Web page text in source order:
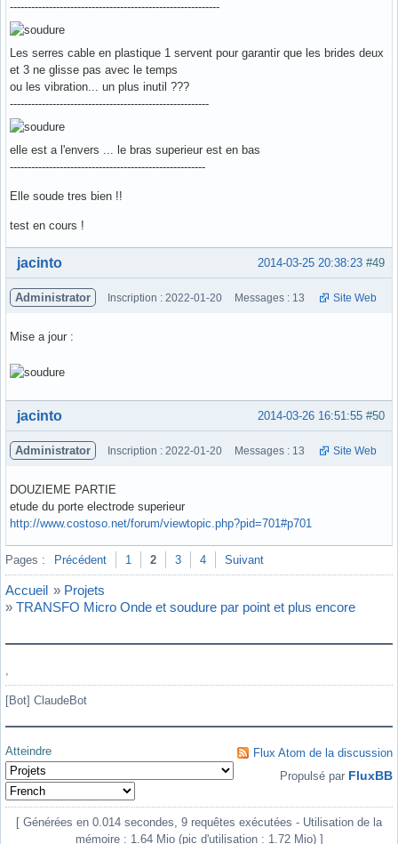
-----------------------------------------------------------
Les serres cable en plastique 1 servent pour garantir que les brides deux
et 3 ne glisse pas avec le temps
ou les vibration... un plus inutil ???
--------------------------------------------------------
elle est a l'envers ... le bras superieur est en bas
-------------------------------------------------------
Elle soude tres bien !!
test en cours !
Hors ligne #49
2014-03-25 20:38:23
jacinto
Administrator Inscription : 2022-01-20 Messages : 13 Site Web
Mise a jour :
Hors ligne #50
2014-03-26 16:51:55
jacinto
Administrator Inscription : 2022-01-20 Messages : 13 Site Web
DOUZIEME PARTIE
etude du porte electrode superieur
http://www.costoso.net/forum/viewtopic.php?pid=701#p701
Hors ligne
Pages : Précédent 1 2 3 4 Suivant
Accueil » Projets
» TRANSFO Micro Onde et soudure par point et plus encore
,
[Bot] ClaudeBot
Atteindre
Flux Atom de la discussion
Propulsé par FluxBB
[ Générées en 0.014 secondes, 9 requêtes exécutées - Utilisation de la
mémoire : 1.64 Mio (pic d'utilisation : 1.72 Mio) ]